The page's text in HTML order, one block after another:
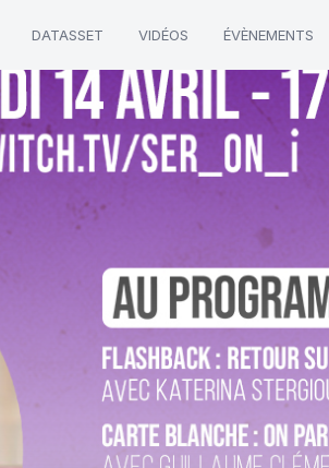
DATASSET VIDÉOS ÉVÈNEMENTS